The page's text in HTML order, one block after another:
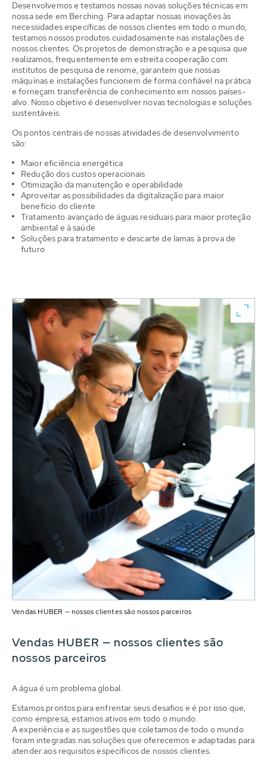
Desenvolvemos e testamos nossas novas soluções técnicas em
nossa sede em Berching. Para adaptar nossas inovações às
necessidades específicas de nossos clientes em todo o mundo,
testamos nossos produtos cuidadosamente nas instalações de
nossos clientes. Os projetos de demonstração e a pesquisa que
realizamos, frequentemente em estreita cooperação com
institutos de pesquisa de renome, garantem que nossas
máquinas e instalações funcionem de forma confiável na prática
e forneçam transferência de conhecimento em nossos países-
alvo. Nosso objetivo é desenvolver novas tecnologias e soluções
sustentáveis.
Os pontos centrais de nossas atividades de desenvolvimento
são:
Maior eficiência energética
Redução dos custos operacionais
Otimização da manutenção e operabilidade
Aproveitar as possibilidades da digitalização para maior
benefício do cliente
Tratamento avançado de águas residuais para maior proteção
ambiental e à saúde
Soluções para tratamento e descarte de lamas à prova de
futuro
Vendas HUBER — nossos clientes são nossos parceiros
Vendas HUBER — nossos clientes são
nossos parceiros
A água é um problema global.
Estamos prontos para enfrentar seus desafios e é por isso que,
como empresa, estamos ativos em todo o mundo.
A experiência e as sugestões que coletamos de todo o mundo
foram integradas nas soluções que oferecemos e adaptadas para
atender aos requisitos específicos de nossos clientes.